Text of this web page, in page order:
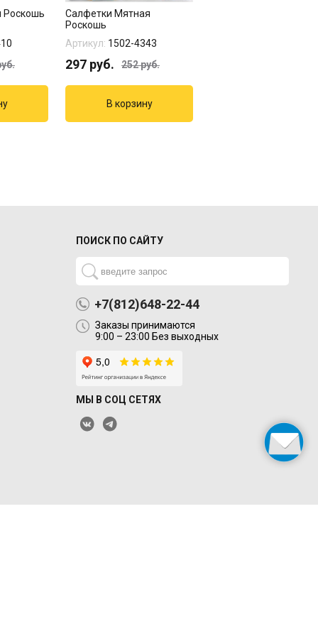
Роскошь
Салфетки Мятная
Роскошь
Артикул: 1502-4343
297 руб. 252руб.
ПОИСК ПО САЙТУ
+7(812)648-22-44
Заказы принимаются
9:00 – 23:00 Без выходных
МЫ В СОЦ СЕТЯХ